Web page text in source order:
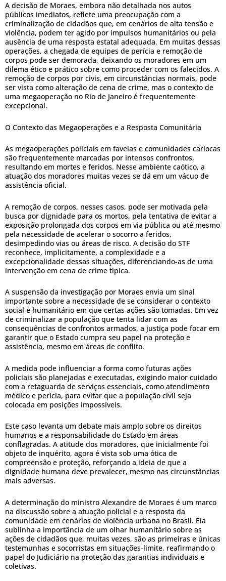
A decisão de Moraes, embora não detalhada nos autos
públicos imediatos, reflete uma preocupação com a
criminalização de cidadãos que, em cenários de alta tensão e
violência, podem ter agido por impulsos humanitários ou pela
ausência de uma resposta estatal adequada. Em muitas dessas
operações, a chegada de equipes de perícia e remoção de
corpos pode ser demorada, deixando os moradores em um
dilema ético e prático sobre como proceder com os falecidos. A
remoção de corpos por civis, em circunstâncias normais, pode
ser vista como alteração de cena de crime, mas o contexto de
uma megaoperação no Rio de Janeiro é frequentemente
excepcional.
O Contexto das Megaoperações e a Resposta Comunitária
As megaoperações policiais em favelas e comunidades cariocas
são frequentemente marcadas por intensos confrontos,
resultando em mortes e feridos. Nesse ambiente caótico, a
atuação dos moradores muitas vezes se dá em um vácuo de
assistência oficial.
A remoção de corpos, nesses casos, pode ser motivada pela
busca por dignidade para os mortos, pela tentativa de evitar a
exposição prolongada dos corpos em via pública ou até mesmo
pela necessidade de acelerar o socorro a feridos,
desimpedindo vias ou áreas de risco. A decisão do STF
reconhece, implicitamente, a complexidade e a
excepcionalidade dessas situações, diferenciando-as de uma
intervenção em cena de crime típica.
A suspensão da investigação por Moraes envia um sinal
importante sobre a necessidade de se considerar o contexto
social e humanitário em que certas ações são tomadas. Em vez
de criminalizar a população que tenta lidar com as
consequências de confrontos armados, a justiça pode focar em
garantir que o Estado cumpra seu papel na proteção e
assistência, mesmo em áreas de conflito.
A medida pode influenciar a forma como futuras ações
policiais são planejadas e executadas, exigindo maior cuidado
com a retaguarda de serviços essenciais, como atendimento
médico e perícia, para evitar que a população civil seja
colocada em posições impossíveis.
Este caso levanta um debate mais amplo sobre os direitos
humanos e a responsabilidade do Estado em áreas
conflagradas. A atitude dos moradores, que inicialmente foi
objeto de inquérito, agora é vista sob uma ótica de
compreensão e proteção, reforçando a ideia de que a
dignidade humana deve prevalecer, mesmo nas circunstâncias
mais adversas.
A determinação do ministro Alexandre de Moraes é um marco
na discussão sobre a atuação policial e a resposta da
comunidade em cenários de violência urbana no Brasil. Ela
sublinha a importância de um olhar humanitário sobre as
ações de cidadãos que, muitas vezes, são as primeiras e únicas
testemunhas e socorristas em situações-limite, reafirmando o
papel do Judiciário na proteção das garantias individuais e
coletivas.